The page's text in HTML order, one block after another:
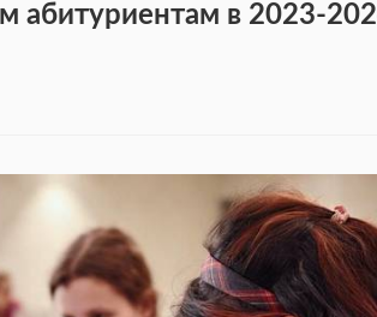
абитуриентам в 2023-